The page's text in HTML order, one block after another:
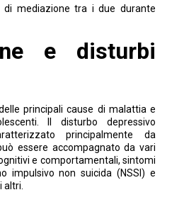
di mediazione tra i due durante
e disturbi
principali cause di malattia e
Il disturbo depressivo
principalmente da
essere accompagnato da vari
e comportamentali, sintomi
impulsivo non suicida (NSSI) e
altri.